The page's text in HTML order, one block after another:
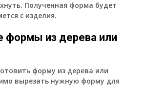
Полученная форма будет
с изделия.
формы из дерева или
форму из дерева или
вырезать нужную форму для